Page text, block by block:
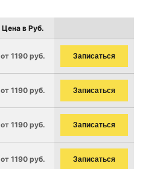
Цена в Руб.
от 1190 руб. Записаться
от 1190 руб. Записаться
от 1190 руб. Записаться
от 1190 руб. Записаться